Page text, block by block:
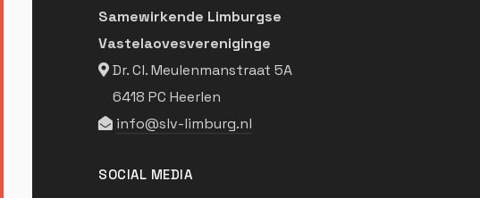
Samewirkende Limburgse
Vastelaovesvereniginge
Dr. Cl. Meulenmanstraat 5A
6418 PC Heerlen
info@slv-limburg.nl
SOCIAL MEDIA